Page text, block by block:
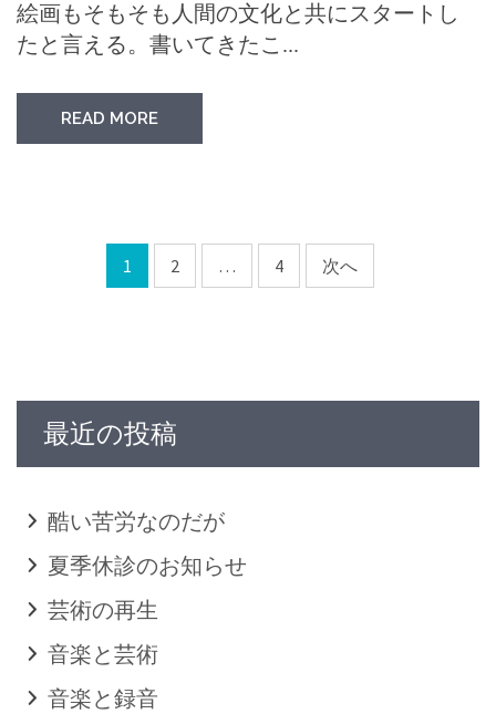
絵画もそもそも人間の文化と共にスタートし
たと言える。書いてきたこ...
READ MORE
1 2 … 4 次へ
最近の投稿
酷い苦労なのだが
夏季休診のお知らせ
芸術の再生
音楽と芸術
音楽と録音